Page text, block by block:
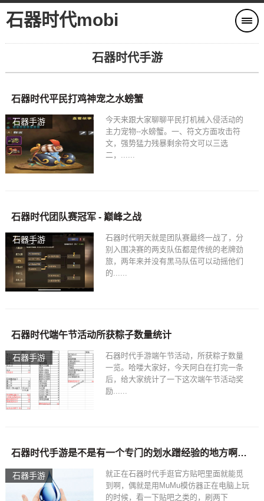
石器时代mobi
石器时代手游
石器手游
石器时代平民打鸡神宠之水螃蟹
今天来跟大家聊聊平民打机械入侵活动的
主力宠物--水螃蟹。一、符文方面攻击符
文，强势猛力残暴剩余符文可以三选
二，......
石器手游
石器时代团队赛冠军 - 巅峰之战
石器时代明天就是团队赛最终一战了，分
别入围决赛的两支队伍都是传统的老牌劲
旅，两年来并没有黑马队伍可以动摇他们
的......
石器手游
石器时代​端午节活动所获粽子数量统计
石器时代手游端午节活动，所获粽子数量
一览。哈喽大家好，今天阿白在打完一条
后，给大家统计了一下这次端午节活动奖
励......
石器手游
石器时代手游是不是有一个专门的划水蹭经验的地方啊？偶也想去蹭经验啊在哪啊？
就正在石器时代手逛官方贴吧里面就能觅
到啊，偶就是用MuMu模仿器正在电脑上玩
的时候，看一下贴吧之类的，刷两下